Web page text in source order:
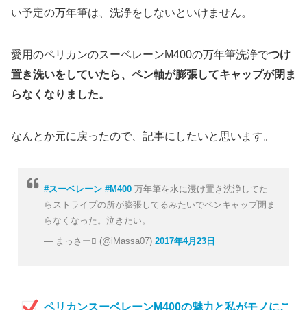
い予定の万年筆は、洗浄をしないといけません。
愛用のペリカンのスーベレーンM400の万年筆洗浄でつけ
置き洗いをしていたら、ペン軸が膨張してキャップが閉ま
らなくなりました。
なんとか元に戻ったので、記事にしたいと思います。
#スーベレーン #M400 万年筆を水に浸け置き洗浄してた
らストライプの所が膨張してるみたいでペンキャップ閉ま
らなくなった。泣きたい。
— まっさー (@iMassa07)2017年4月23日
ペリカンスーベレーンM400の魅力と私がモノにこ